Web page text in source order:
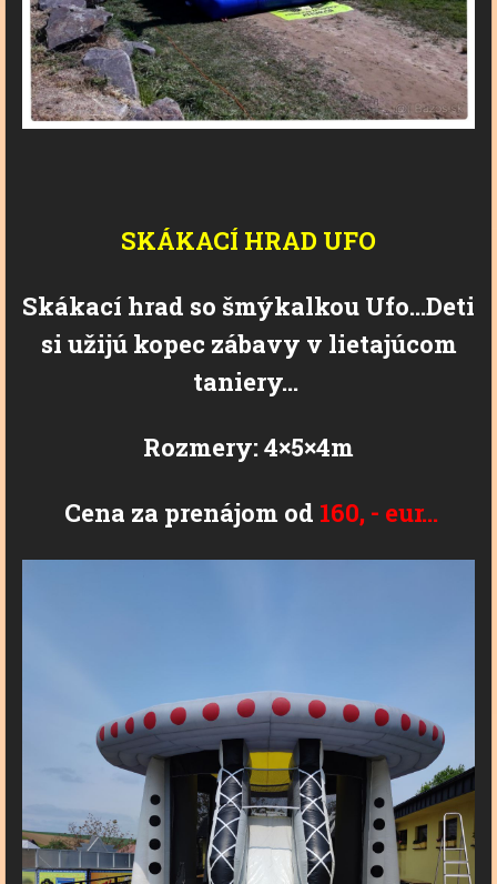
SKÁKACÍ HRAD UFO
Skákací hrad so šmýkalkou Ufo...Deti
si užijú kopec zábavy v lietajúcom
taniery...
Rozmery: 4×5×4m
Cena za prenájom od 160, - eur...